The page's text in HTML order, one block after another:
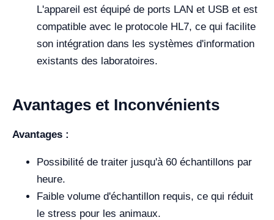
L'appareil est équipé de ports LAN et USB et est
compatible avec le protocole HL7, ce qui facilite
son intégration dans les systèmes d'information
existants des laboratoires.
Avantages et Inconvénients
Avantages :
Possibilité de traiter jusqu'à 60 échantillons par
heure.
Faible volume d'échantillon requis, ce qui réduit
le stress pour les animaux.